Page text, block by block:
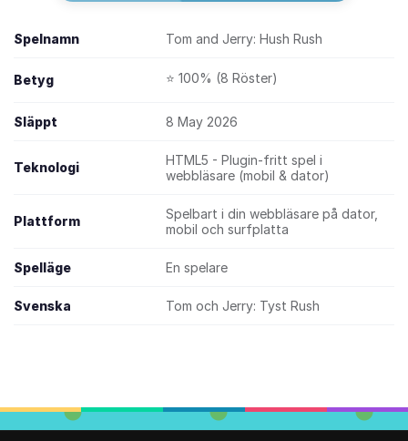
Spelnamn Tom and Jerry: Hush Rush
Betyg ⭐ 100% (8 Röster)
Släppt 8 May 2026
Teknologi
HTML5 - Plugin-fritt spel i
webbläsare (mobil & dator)
Plattform
Spelbart i din webbläsare på dator,
mobil och surfplatta
Spelläge En spelare
Svenska Tom och Jerry: Tyst Rush